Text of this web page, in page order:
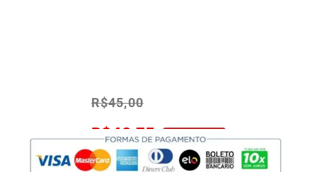
R$45,00
R$42,75 No Pix 5% OFF